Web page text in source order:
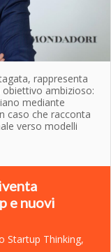
rappresenta
ambizioso:
mediante
caso che racconta
verso modelli
e nuovi
Startup Thinking,